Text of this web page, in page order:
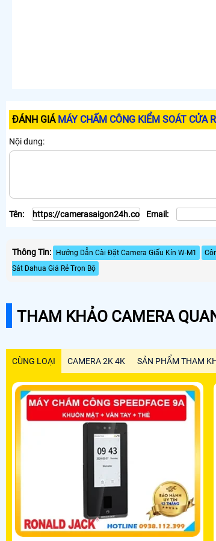
ĐÁNH GIÁ MÁY CHẤM CÔNG KIỂM SOÁT CỬA
Nội dung:
Tên: Email:
Thông Tin: Hướng Dẫn Cài Đặt Camera Giấu Kín W-M1
Sát Dahua Giá Rẻ Trọn Bộ
THAM KHẢO CAMERA
CÙNG LOẠI CAMERA 2K 4K SẢN PHẨM THAM